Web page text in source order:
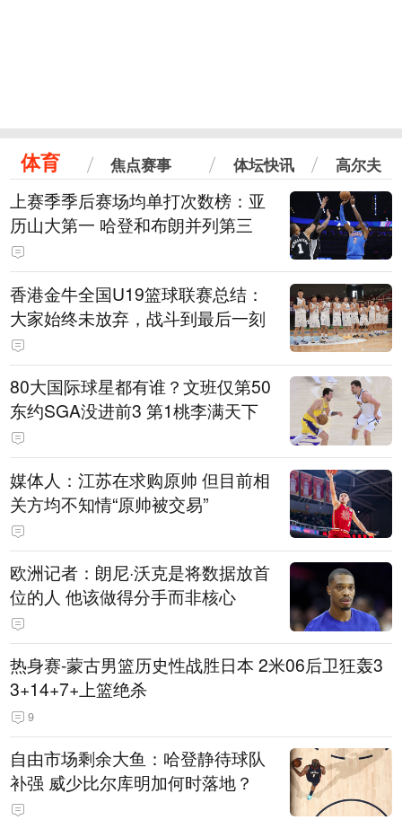
体育 焦点赛事 体坛快讯 高尔夫
上赛季季后赛场均单打次数榜：亚
历山大第一 哈登和布朗并列第三
香港金牛全国U19篮球联赛总结：
大家始终未放弃，战斗到最后一刻
80大国际球星都有谁？文班仅第50
东约SGA没进前3 第1桃李满天下
媒体人：江苏在求购原帅 但目前相
关方均不知情“原帅被交易”
欧洲记者：朗尼·沃克是将数据放首
位的人 他该做得分手而非核心
热身赛-蒙古男篮历史性战胜日本 2米06后卫狂轰3
3+14+7+上篮绝杀
9
自由市场剩余大鱼：哈登静待球队
补强 威少比尔库明加何时落地？